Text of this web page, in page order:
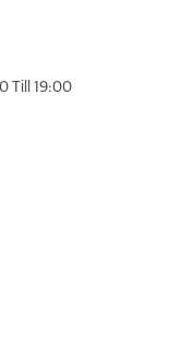
Till 19:00